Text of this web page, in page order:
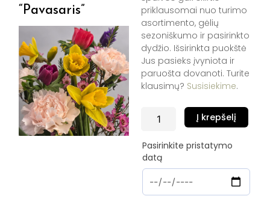
“Pavasaris”
priklausomai nuo turimo
asortimento, gėlių
sezoniškumo ir pasirinkto
dydžio. Išsirinkta puokštė
Jus pasieks įvyniota ir
paruošta dovanoti. Turite
klausimų? Susisiekime.
produkto
kiekis:
"Pavasaris"
Į krepšelį
Pasirinkite pristatymo
datą